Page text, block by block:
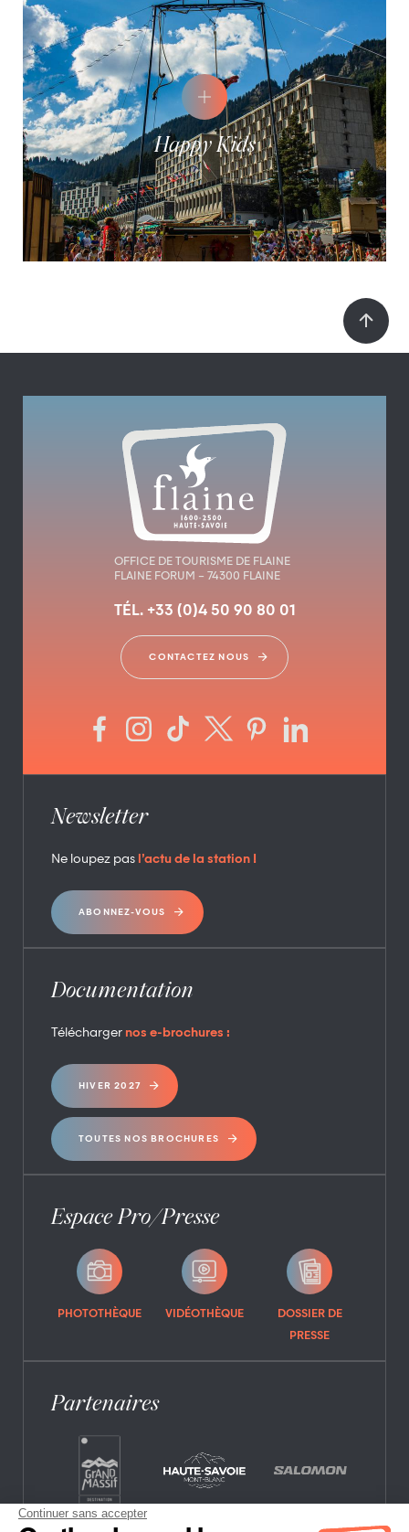
Happy Kids
OFFICE DE TOURISME DE FLAINE
FLAINE FORUM – 74300 FLAINE
TÉL. +33 (0)4 50 90 80 01
CONTACTEZ NOUS
Newsletter
Ne loupez pas l’actu de la station !
ABONNEZ-VOUS
Documentation
Télécharger nos e-brochures :
HIVER 2027
TOUTES NOS BROCHURES
Espace Pro/Presse
PHOTOTHÈQUE VIDÉOTHÈQUE
DOSSIER DE
PRESSE
Partenaires